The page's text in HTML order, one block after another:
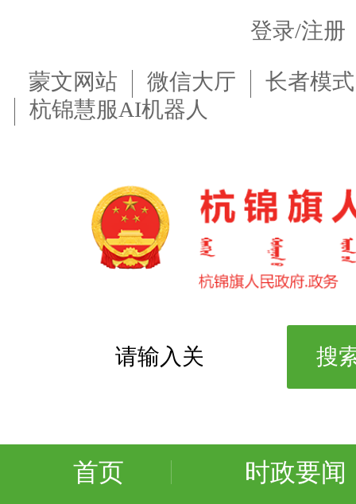
登录/注册
蒙文网站 微信大厅
长者模式
杭锦慧服AI机器人
首页
时政要闻